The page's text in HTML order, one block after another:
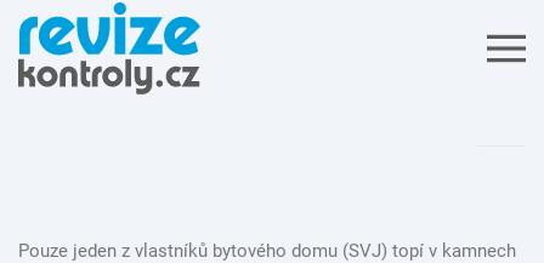
Pouze jeden z vlastníků bytového domu (SVJ) topí v kamnech